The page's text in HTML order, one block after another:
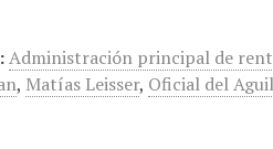
Administración principal de
, Matías Leisser, Oficial del